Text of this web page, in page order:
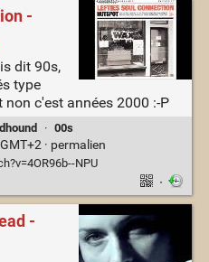
-
dit 90s,
type
c'est années 2000 :-P
· 00s
· permalien
NPU
·
-